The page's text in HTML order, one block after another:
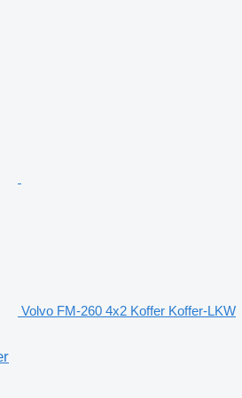
Volvo FM-260 4x2 Koffer Koffer-LKW